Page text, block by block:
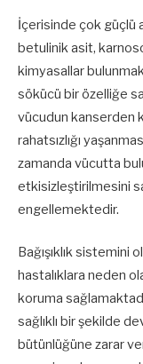
İçerisinde çok güçlü
betulinik asit,
kimyasallar
sökücü bir özelliğe
vücudun kanserden
rahatsızlığı
zamanda vücutta
etkisizleştirilmesini
engellemektedir.
Bağışıklık
hastalıklara neden
koruma
sağlıklı bir şekilde
bütünlüğüne zarar